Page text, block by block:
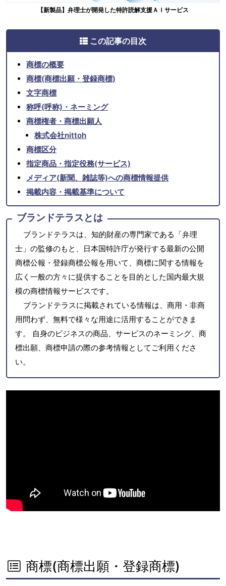
【新製品】弁理士が開発した特許読解支援ＡＩサービス
この記事の目次
商標の概要
商標(商標出願・登録商標)
文字商標
称呼(呼称)・ネーミング
商標権者・商標出願人
株式会社nittoh
商標区分
指定商品・指定役務(サービス)
メディア(新聞、雑誌等)への商標情報提供
掲載内容・掲載基準について
ブランドテラスとは
ブランドテラスは、知的財産の専門家である「弁理
士」の監修のもと、日本国特許庁が発行する最新の公開
商標公報・登録商標公報を用いて、商標に関する情報を
広く一般の方々に提供することを目的とした国内最大規
模の商標情報サービスです。
ブランドテラスに掲載されている情報は、商用・非商
用問わず、無料で様々な用途に活用することができま
す。 自身のビジネスの商品、サービスのネーミング、商
標出願、商標申請の際の参考情報としてご利用くださ
い。
商標(商標出願・登録商標)